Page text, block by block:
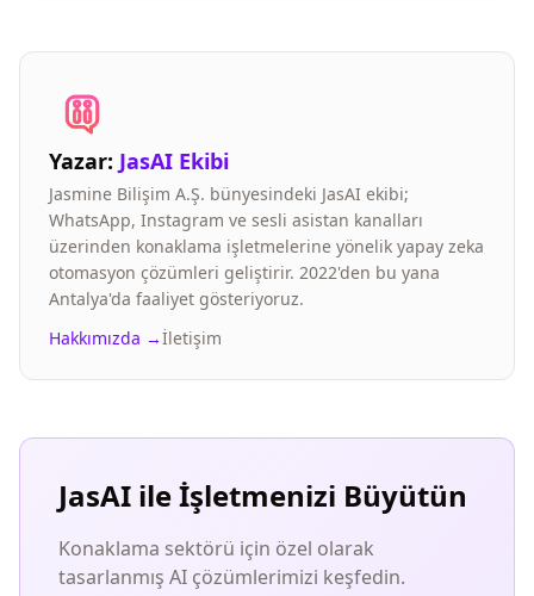
Yazar: JasAI Ekibi
Jasmine Bilişim A.Ş. bünyesindeki JasAI ekibi;
WhatsApp, Instagram ve sesli asistan kanalları
üzerinden konaklama işletmelerine yönelik yapay zeka
otomasyon çözümleri geliştirir. 2022'den bu yana
Antalya'da faaliyet gösteriyoruz.
Hakkımızda →İletişim
JasAI ile İşletmenizi Büyütün
Konaklama sektörü için özel olarak
tasarlanmış AI çözümlerimizi keşfedin.